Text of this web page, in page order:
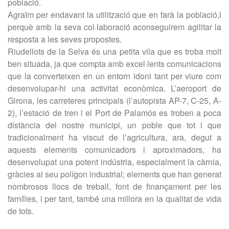
població.
Agraïm per endavant la utilització que en farà la població,l
perquè amb la seva col·laboració aconseguirem agilitar la
resposta a les seves propostes.
Riudellots de la Selva és una petita vila que es troba molt
ben situada, ja que compta amb excel·lents comunicacions
que la converteixen en un entorn idoni tant per viure com
desenvolupar-hi una activitat econòmica. L’aeroport de
Girona, les carreteres principals (l’autopista AP-7, C-25, A-
2), l’estació de tren i el Port de Palamós es troben a poca
distància del nostre municipi, un poble que tot i que
tradicionalment ha viscut de l’agricultura, ara, degut a
aquests elements comunicadors i aproximadors, ha
desenvolupat una potent indústria, especialment la càrnia,
gràcies al seu polígon industrial; elements que han generat
nombrosos llocs de treball, font de finançament per les
famílies, i per tant, també una millora en la qualitat de vida
de tots.